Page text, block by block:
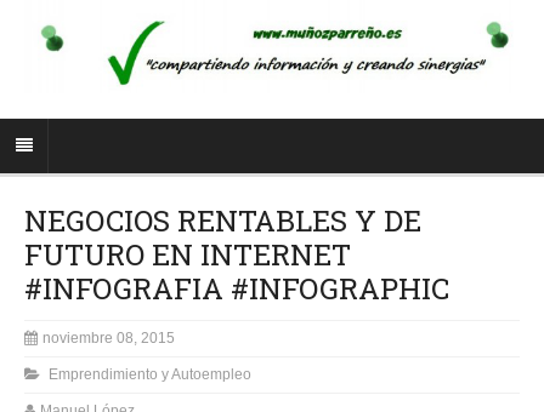
NEGOCIOS RENTABLES Y DE
FUTURO EN INTERNET
#INFOGRAFIA #INFOGRAPHIC
noviembre 08, 2015
Emprendimiento y Autoempleo